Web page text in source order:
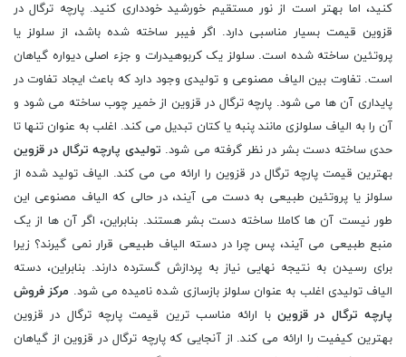
کنید، اما بهتر است از نور مستقیم خورشید خودداری کنید. پارچه ترگال در
قزوین قیمت بسیار مناسبی دارد. اگر فیبر ساخته شده باشد، از سلولز یا
پروتئین ساخته شده است. سلولز یک کربوهیدرات و جزء اصلی دیواره گیاهان
است. تفاوت بین الیاف مصنوعی و تولیدی وجود دارد که باعث ایجاد تفاوت در
پایداری آن ها می شود. پارچه ترگال در قزوین از خمیر چوب ساخته می شود و
آن را به الیاف سلولزی مانند پنبه یا کتان تبدیل می کند. اغلب به عنوان تنها تا
حدی ساخته دست بشر در نظر گرفته می شود. تولیدی پارچه ترگال در قزوین
بهترین قیمت پارچه ترگال در قزوین را ارائه می می کند. الیاف تولید شده از
سلولز یا پروتئین طبیعی به دست می آیند، در حالی که الیاف مصنوعی این
طور نیست آن ها کاملا ساخته دست بشر هستند. بنابراین، اگر آن ها از یک
منبع طبیعی می آیند، پس چرا در دسته الیاف طبیعی قرار نمی گیرند؟ زیرا
برای رسیدن به نتیجه نهایی نیاز به پردازش گسترده دارند. بنابراین، دسته
الیاف تولیدی اغلب به عنوان سلولز بازسازی شده نامیده می شود. مرکز فروش
پارچه ترگال در قزوین با ارائه مناسب ترین قیمت پارچه ترگال در قزوین
بهترین کیفیت را ارائه می کند. از آنجایی که پارچه ترگال در قزوین از گیاهان